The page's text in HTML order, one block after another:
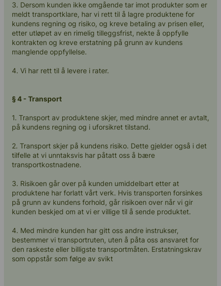
3. Dersom kunden ikke omgående tar imot produkter som er
meldt transportklare, har vi rett til å lagre produktene for
kundens regning og risiko, og kreve betaling av prisen eller,
etter utløpet av en rimelig tilleggsfrist, nekte å oppfylle
kontrakten og kreve erstatning på grunn av kundens
manglende oppfyllelse.
4. Vi har rett til å levere i rater.
§ 4 - Transport
1. Transport av produktene skjer, med mindre annet er avtalt,
på kundens regning og i uforsikret tilstand.
2. Transport skjer på kundens risiko. Dette gjelder også i det
tilfelle at vi unntaksvis har påtatt oss å bære
transportkostnadene.
3. Risikoen går over på kunden umiddelbart etter at
produktene har forlatt vårt verk. Hvis transporten forsinkes
på grunn av kundens forhold, går risikoen over når vi gir
kunden beskjed om at vi er villige til å sende produktet.
4. Med mindre kunden har gitt oss andre instrukser,
bestemmer vi transportruten, uten å påta oss ansvaret for
den raskeste eller billigste transportmåten. Erstatningskrav
som oppstår som følge av svikt